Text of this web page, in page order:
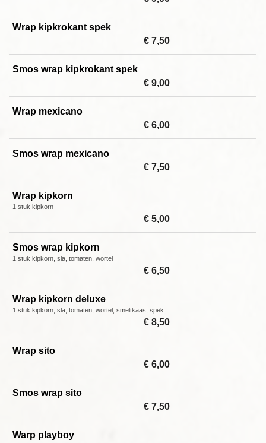
Wrap kipkrokant spek
€ 7,50
Smos wrap kipkrokant spek
€ 9,00
Wrap mexicano
€ 6,00
Smos wrap mexicano
€ 7,50
Wrap kipkorn
1 stuk kipkorn
€ 5,00
Smos wrap kipkorn
1 stuk kipkorn, sla, tomaten, wortel
€ 6,50
Wrap kipkorn deluxe
1 stuk kipkorn, sla, tomaten, wortel, smeltkaas, spek
€ 8,50
Wrap sito
€ 6,00
Smos wrap sito
€ 7,50
Warp playboy